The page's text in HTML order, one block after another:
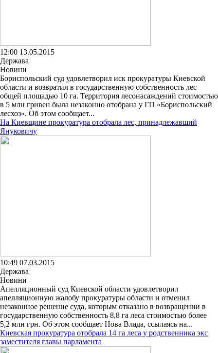
12:00 13.05.2015
Держава
Новини
Бориспольский суд удовлетворил иск прокуратуры Киевской
области и возвратил в государственную собственность лес
общей площадью 10 га. Территория лесонасаждений стоимостью
в 5 млн гривен была незаконно отобрана у ГП «Бориспольский
лесхоз». Об этом сообщает...
На Киевщине прокуратура отобрала лес, принадлежавший
Януковичу
10:49 07.03.2015
Держава
Новини
Апелляционный суд Киевской области удовлетворил
апелляционную жалобу прокуратуры области и отменил
незаконное решение суда, которым отказано в возвращении в
государственную собственность 8,8 га леса стоимостью более
5,2 млн грн. Об этом сообщает Нова Влада, ссылаясь на...
Киевская прокуратура отобрала 14 га леса у родственника экс
заместителя главы парламента